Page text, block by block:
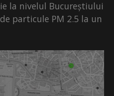
la nivelul Bucureștiului
particule PM 2.5 la un